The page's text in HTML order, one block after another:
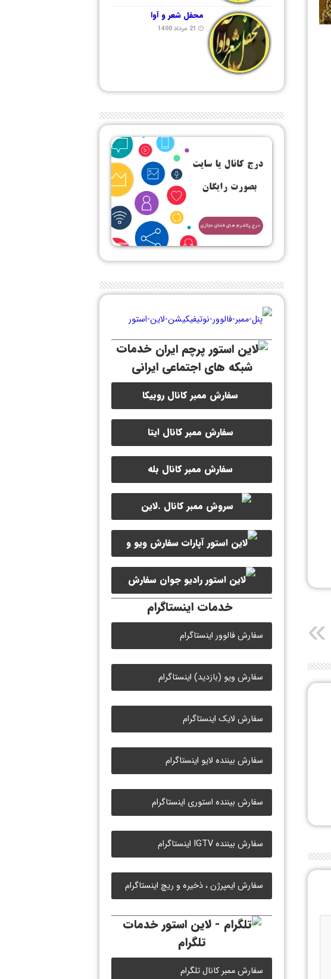
محفل شعر و آوا
21 مرداد 1400
خدمات
شبکه های اجتماعی ایرانی
سفارش ممبر کانال روبیکا
سفارش ممبر کانال ایتا
سفارش ممبر کانال بله
سفارش ممبر کانال سروش
سفارش ویو و
لایک ویدیو آپارات
سفارش
لایک رادیو جوان
خدمات اینستاگرام
سفارش فالوور اینستاگرام
سفارش ویو (بازدید) اینستاگرام
سفارش لایک اینستاگرام
سفارش بیننده لایو اینستاگرام
سفارش بیننده استوری اینستاگرام
سفارش بیننده IGTV اینستاگرام
سفارش ایمپرژن ، ذخیره و ریچ اینستاگرام
خدمات
تلگرام
سفارش ممبر کانال تلگرام